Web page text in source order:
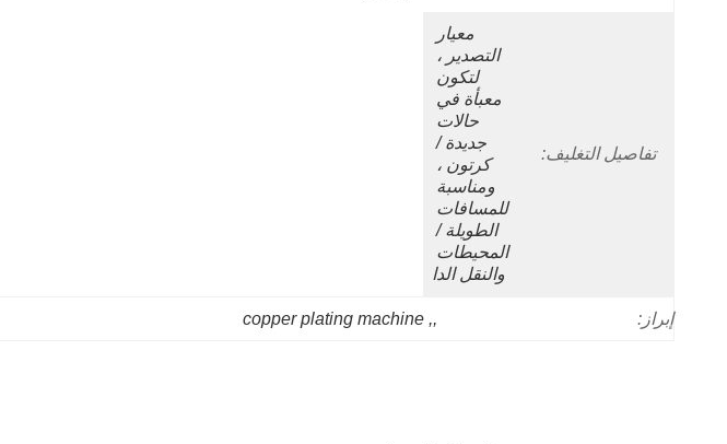
تفاصيل التغليف:
جديدة /
الطويلة /
والنقل الدا
إبراز: ,
,
copper plating machine